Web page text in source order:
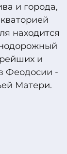
и города,
находится
и
Феодосии -
Матери.